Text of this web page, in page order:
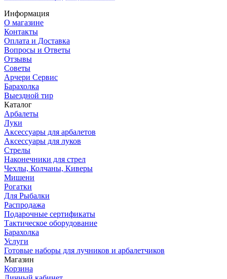
Информация
О магазине
Контакты
Оплата и Доставка
Вопросы и Ответы
Отзывы
Советы
Арчери Сервис
Барахолка
Выездной тир
Каталог
Арбалеты
Луки
Аксессуары для арбалетов
Аксессуары для луков
Стрелы
Наконечники для стрел
Чехлы, Колчаны, Киверы
Мишени
Рогатки
Для Рыбалки
Распродажа
Подарочные сертификаты
Тактическое оборудование
Барахолка
Услуги
Готовые наборы для лучников и арбалетчиков
Магазин
Корзина